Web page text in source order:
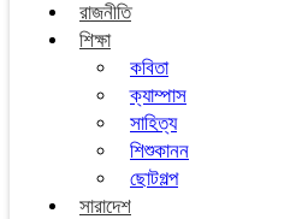
রাজনীতি
শিক্ষা
কবিতা
ক্যাম্পাস
সাহিত্য
শিশুকানন
ছোটগল্প
সারাদেশ